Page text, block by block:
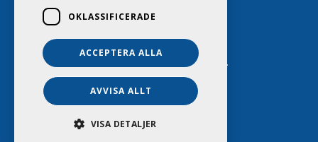
DAGS HUSVAGNSCENTER 2026. ALL RIGHTS RESERVED.
POWERED BY EMPORI CMS
OKLASSIFICERADE
ACCEPTERA ALLA
AVVISA ALLT
VISA DETALJER